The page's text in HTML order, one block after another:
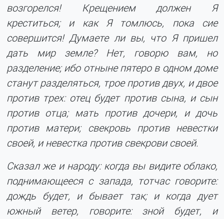
возгорелся! Крещением должен Я
креститься; и как Я томлюсь, пока сие
совершится! Думаете ли вы, что Я пришел
дать мир земле? Нет, говорю вам, но
разделение; ибо отныне пятеро в одном доме
станут разделяться, трое против двух, и двое
против трех: отец будет против сына, и сын
против отца; мать против дочери, и дочь
против матери; свекровь против невестки
своей, и невестка против свекрови своей.
Сказал же и народу: когда вы видите облако,
поднимающееся с запада, тотчас говорите:
дождь будет, и бывает так; и когда дует
южный ветер, говорите: зной будет, и